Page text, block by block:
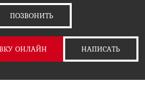
ПОЗВОНИТЬ
ОНЛАЙН НАПИСАТЬ